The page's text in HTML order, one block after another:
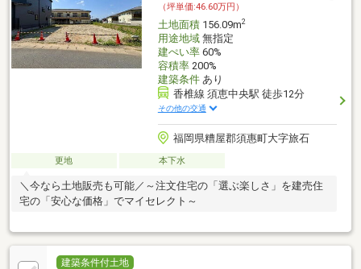
（坪単価:46.60万円）
土地面積156.09m2
用途地域無指定
建ぺい率60%
容積率200%
建築条件あり
香椎線 須恵中央駅 徒歩12分
その他の交通
福岡県糟屋郡須惠町大字旅石
更地 本下水
＼今なら土地販売も可能／～注文住宅の「選ぶ楽しさ」を建売住
宅の「安心な価格」でマイセレクト～
建築条件付土地